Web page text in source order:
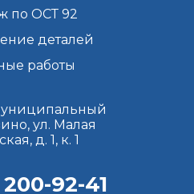
ул. Малая
д. 1, к. 1
по ОСТ 92
деталей
работы
92-41